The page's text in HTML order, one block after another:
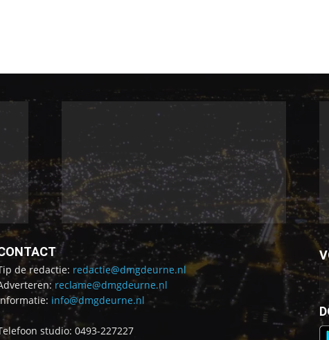
de redactie: redactie@dmgdeurne.nl
reclame@dmgdeurne.nl
info@dmgdeurne.nl
studio: 0493-227227